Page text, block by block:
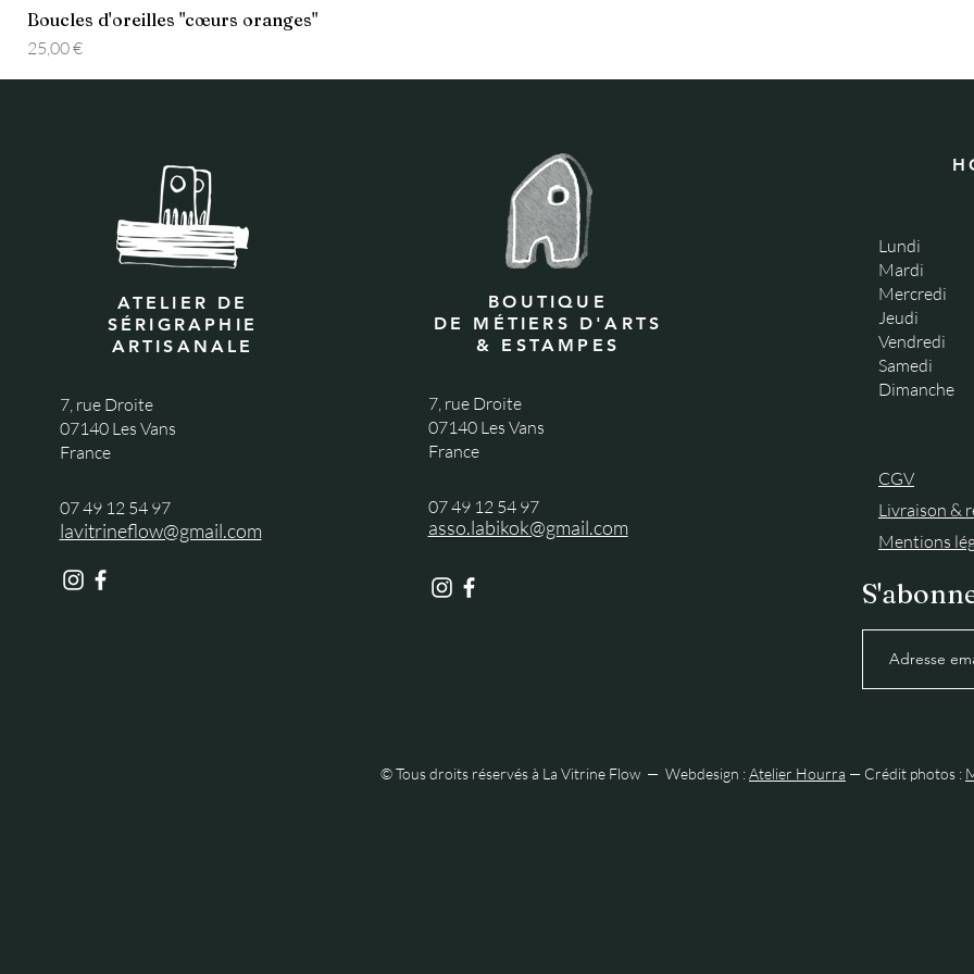
Boucles d'oreilles "cœurs oranges"
Prix
25,00 €
ATELIER DE
SÉRIGRAPHIE
ARTISANALE
7, rue Droite
07140 Les Vans
France
07 49 12 54 97
lavitrineflow@gmail.com
BOUTIQUE
DE MÉTIERS D'ARTS
& ESTAMPES
7, rue Droite
07140 Les Vans
France
07 49 12 54 97
asso.labikok@gmail.com
Lundi
Mardi
Mercredi
Jeudi
Vendredi
Samedi
Dimanche
CGV
Livraison &
Mentions
© Tous droits réservés à La Vitrine Flow — Webdesign :Atelier Hourra — Crédit photos :